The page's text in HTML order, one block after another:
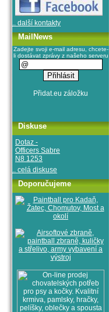
.. další kontakty
MailNews
Zadejte svoji e-mail adresu, chcete-
li dostávat zprávy z našeho serveru
Diskuse
Dotaz -
Officers Sabre
N8 1253
.. celá diskuse
Doporučujeme